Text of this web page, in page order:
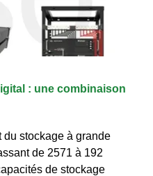
: une combinaison
du stockage à grande
de 2571 à 192
de stockage